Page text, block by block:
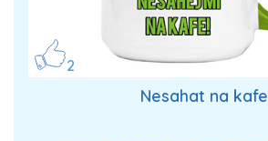
2
Nesahat na kafe